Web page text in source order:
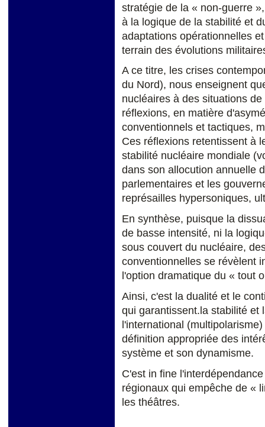
stratégie de la « non-guerre
à la logique de la stabilité et
adaptations opérationnelles
terrain des évolutions
A ce titre, les crises
du Nord), nous enseignent
nucléaires à des situations
réflexions, en matière
conventionnels et tactiques,
Ces réflexions retentissent à
stabilité nucléaire mondiale
dans son allocution annuelle
parlementaires et les
représailles hypersoniques,
En synthèse, puisque la
de basse intensité, ni la
sous couvert du nucléaire,
conventionnelles se révèlent
l'option dramatique du « tout
Ainsi, c'est la dualité et le
qui garantissent.la stabilité et
l'international
définition appropriée des
système et son dynamisme.
C'est in fine
régionaux qui empêche de «
les théâtres.